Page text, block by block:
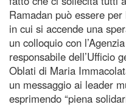
Ramadan può essere
in cui si accende una
un colloquio con
responsabile dell’Ufficio
Oblati di Maria
un messaggio ai leader
esprimendo “piena